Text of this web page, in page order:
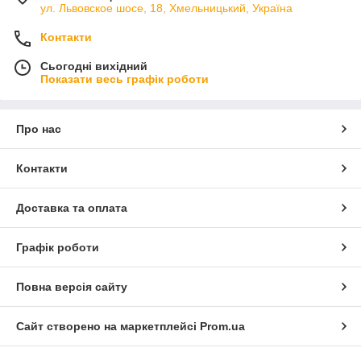
ул. Львовское шосе, 18, Хмельницький, Україна
Контакти
Сьогодні вихідний
Показати весь графік роботи
Про нас
Контакти
Доставка та оплата
Графік роботи
Повна версія сайту
Сайт створено на маркетплейсі Prom.ua